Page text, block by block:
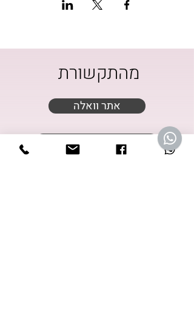
מהתקשורת
אתר וואלה
wellness ספוטיפיי